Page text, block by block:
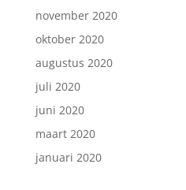
november 2020
oktober 2020
augustus 2020
juli 2020
juni 2020
maart 2020
januari 2020